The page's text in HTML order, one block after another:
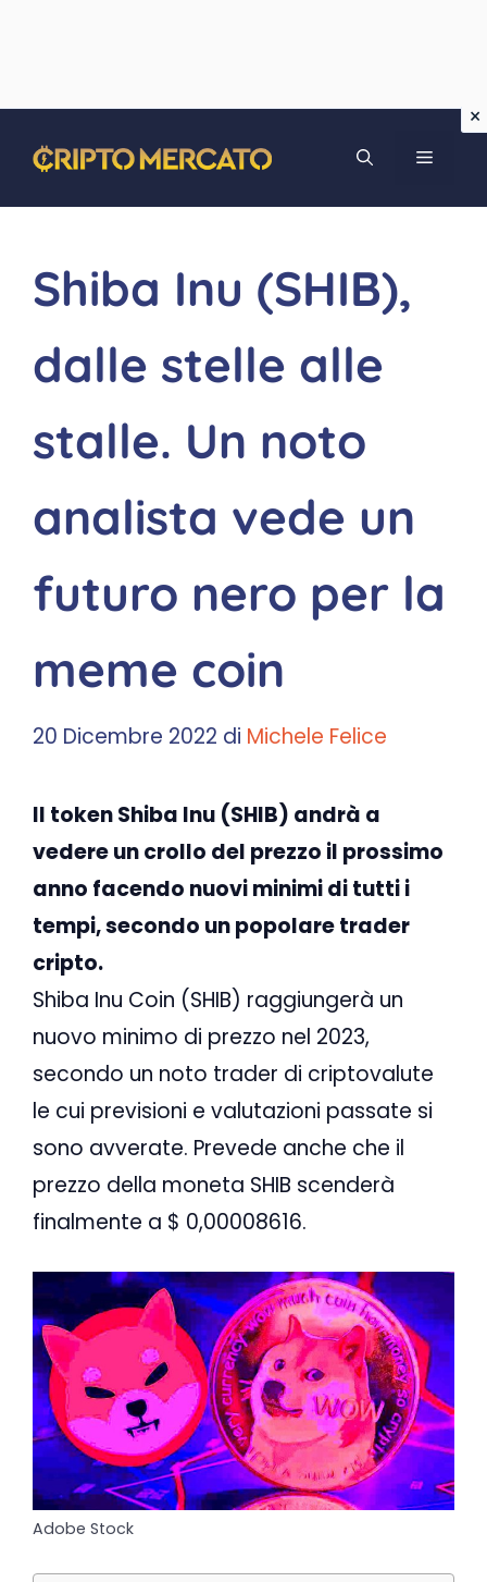
contenuto
MENU
Shiba Inu (SHIB),
dalle stelle alle
stalle. Un noto
analista vede un
futuro nero per la
meme coin
20 Dicembre 2022 di Michele Felice
Il token Shiba Inu (SHIB) andrà a
vedere un crollo del prezzo il prossimo
anno facendo nuovi minimi di tutti i
tempi, secondo un popolare trader
cripto.
Shiba Inu Coin (SHIB) raggiungerà un
nuovo minimo di prezzo nel 2023,
secondo un noto trader di criptovalute
le cui previsioni e valutazioni passate si
sono avverate. Prevede anche che il
prezzo della moneta SHIB scenderà
finalmente a $ 0,00008616.
Adobe Stock